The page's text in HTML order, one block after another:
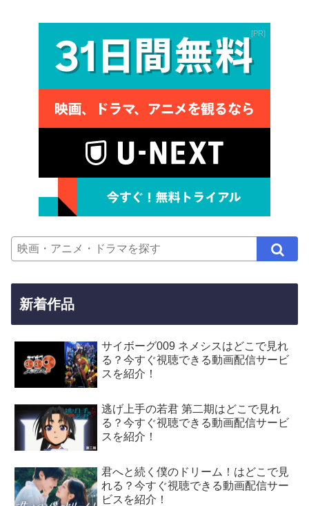
PR
新着作品
サイボーグ009 ネメシスはどこで見れ
る？今すぐ視聴できる動画配信サービ
スを紹介！
逃げ上手の若君 第二期はどこで見れ
る？今すぐ視聴できる動画配信サービ
スを紹介！
君へと続く僕のドリーム！はどこで見
れる？今すぐ視聴できる動画配信サー
ビスを紹介！